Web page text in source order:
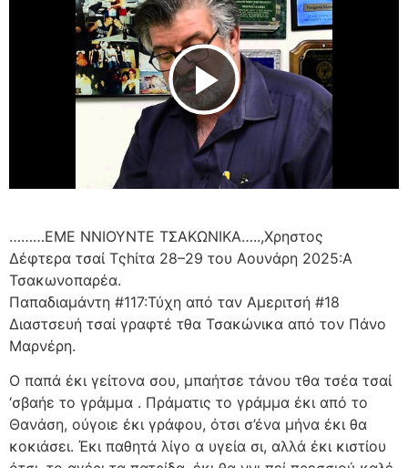
Play Video
………ΕΜΕ ΝΝΙΟΥΝΤΕ ΤΣΑΚΩΝΙΚΑ…..,Χρηστος
Δέφτερα τσαί Τςhίτα 28–29 του Αουνάρη 2025:Α
Τσακωνοπαρέα.
Παπαδιαμάντη #117:Τύχη από ταν Αμεριτσή #18
Διαστσευή τσαί γραφτέ τθα Τσακώνικα από τον Πάνο
Μαρνέρη.
Ο παπά έκι γείτονα σου, μπαήτσε τάνου τθα τσέα τσαί
‘σβαήε το γράμμα . Πράματις το γράμμα έκι από το
Θανάση, ούγοιε έκι γράφου, ότσι σ’ένα μήνα έκι θα
κοκιάσει. Έκι παθητά λίγο α υγεία σι, αλλά έκι κιστίου